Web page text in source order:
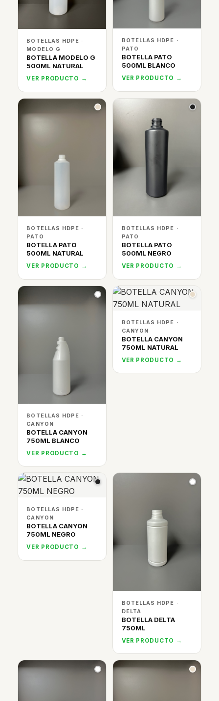
BOTELLAS HDPE ·
MODELO G
BOTELLA MODELO G
500ML NATURAL
VER PRODUCTO →
BOTELLAS HDPE ·
PATO
BOTELLA PATO
500ML BLANCO
VER PRODUCTO →
BOTELLAS HDPE ·
PATO
BOTELLA PATO
500ML NATURAL
VER PRODUCTO →
BOTELLAS HDPE ·
PATO
BOTELLA PATO
500ML NEGRO
VER PRODUCTO →
BOTELLAS HDPE ·
CANYON
BOTELLA CANYON
750ML BLANCO
VER PRODUCTO →
BOTELLAS HDPE ·
CANYON
BOTELLA CANYON
750ML NATURAL
VER PRODUCTO →
BOTELLAS HDPE ·
CANYON
BOTELLA CANYON
750ML NEGRO
VER PRODUCTO →
BOTELLAS HDPE ·
DELTA
BOTELLA DELTA
750ML
VER PRODUCTO →